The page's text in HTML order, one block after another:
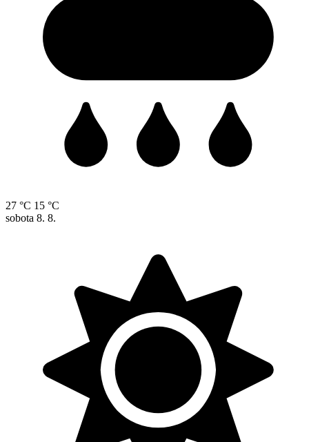
27 °C 15 °C
sobota 8. 8.